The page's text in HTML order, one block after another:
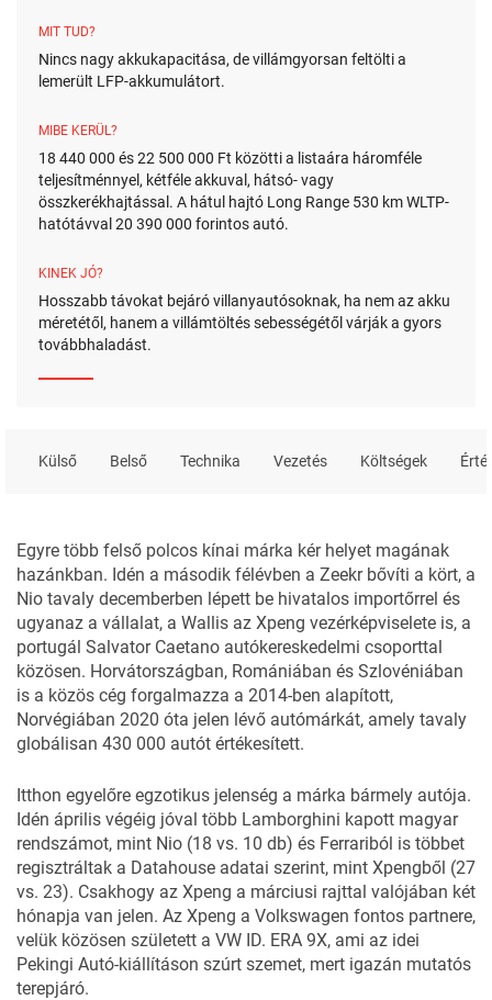
MIT TUD?
Nincs nagy akkukapacitása, de villámgyorsan feltölti a
lemerült LFP-akkumulátort.
MIBE KERÜL?
18 440 000 és 22 500 000 Ft közötti a listaára háromféle
teljesítménnyel, kétféle akkuval, hátsó- vagy
összkerékhajtással. A hátul hajtó Long Range 530 km WLTP-
hatótávval 20 390 000 forintos autó.
KINEK JÓ?
Hosszabb távokat bejáró villanyautósoknak, ha nem az akku
méretétől, hanem a villámtöltés sebességétől várják a gyors
továbbhaladást.
Külső Belső Technika Vezetés Költségek
Egyre több felső polcos kínai márka kér helyet magának
hazánkban. Idén a második félévben a Zeekrbővíti a kört, a
Nio tavaly decemberben lépett be hivatalos importőrrel és
ugyanaz a vállalat, a Wallis az Xpeng vezérképviselete is, a
portugál Salvator Caetano autókereskedelmi csoporttal
közösen. Horvátországban, Romániában és Szlovéniában
is a közös cég forgalmazza a 2014-ben alapított,
Norvégiában 2020 óta jelen lévő autómárkát, amely tavaly
globálisan 430 000 autót értékesített.
Itthon egyelőre egzotikus jelenség a márka bármely autója.
Idén április végéig jóval több Lamborghini kapott magyar
rendszámot, mint Nio (18 vs. 10 db) és Ferrariból is többet
regisztráltak a Datahouse adatai szerint, mint Xpengből (27
vs. 23). Csakhogy az Xpeng a márciusi rajttal valójában két
hónapja van jelen. Az Xpeng a Volkswagen fontos partnere,
velük közösen született a VW ID. ERA 9X, ami az idei
Pekingi Autó-kiállításon szúrt szemet, mert igazán mutatós
terepjáró.